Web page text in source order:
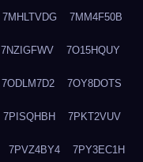
7MHLTVDG 7MM4F50B
7NZIGFWV 7O15HQUY
7ODLM7D2 7OY8DOTS
7PISQHBH 7PKT2VUV
7PVZ4BY4 7PY3EC1H